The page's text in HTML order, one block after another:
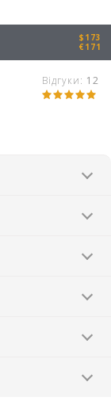
$173
€171
Відгуки: 12